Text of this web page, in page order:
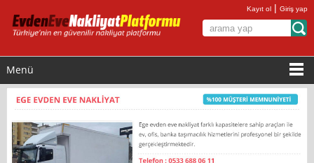
Kayıt ol |Giriş yap
Menü